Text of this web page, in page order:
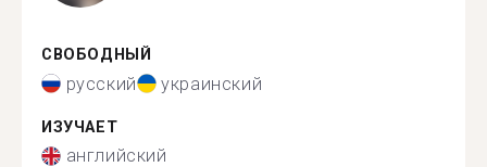
СВОБОДНЫЙ
русский украинский
ИЗУЧАЕТ
английский